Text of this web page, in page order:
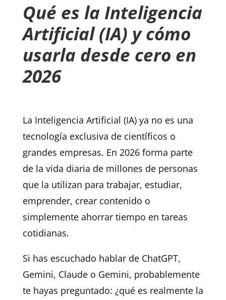
Qué es la Inteligencia
Artificial (IA) y cómo
usarla desde cero en
2026
La Inteligencia Artificial (IA) ya no es una
tecnología exclusiva de científicos o
grandes empresas. En 2026 forma parte
de la vida diaria de millones de personas
que la utilizan para trabajar, estudiar,
emprender, crear contenido o
simplemente ahorrar tiempo en tareas
cotidianas.
Si has escuchado hablar de ChatGPT,
Gemini, Claude o Gemini, probablemente
te hayas preguntado: ¿qué es realmente la